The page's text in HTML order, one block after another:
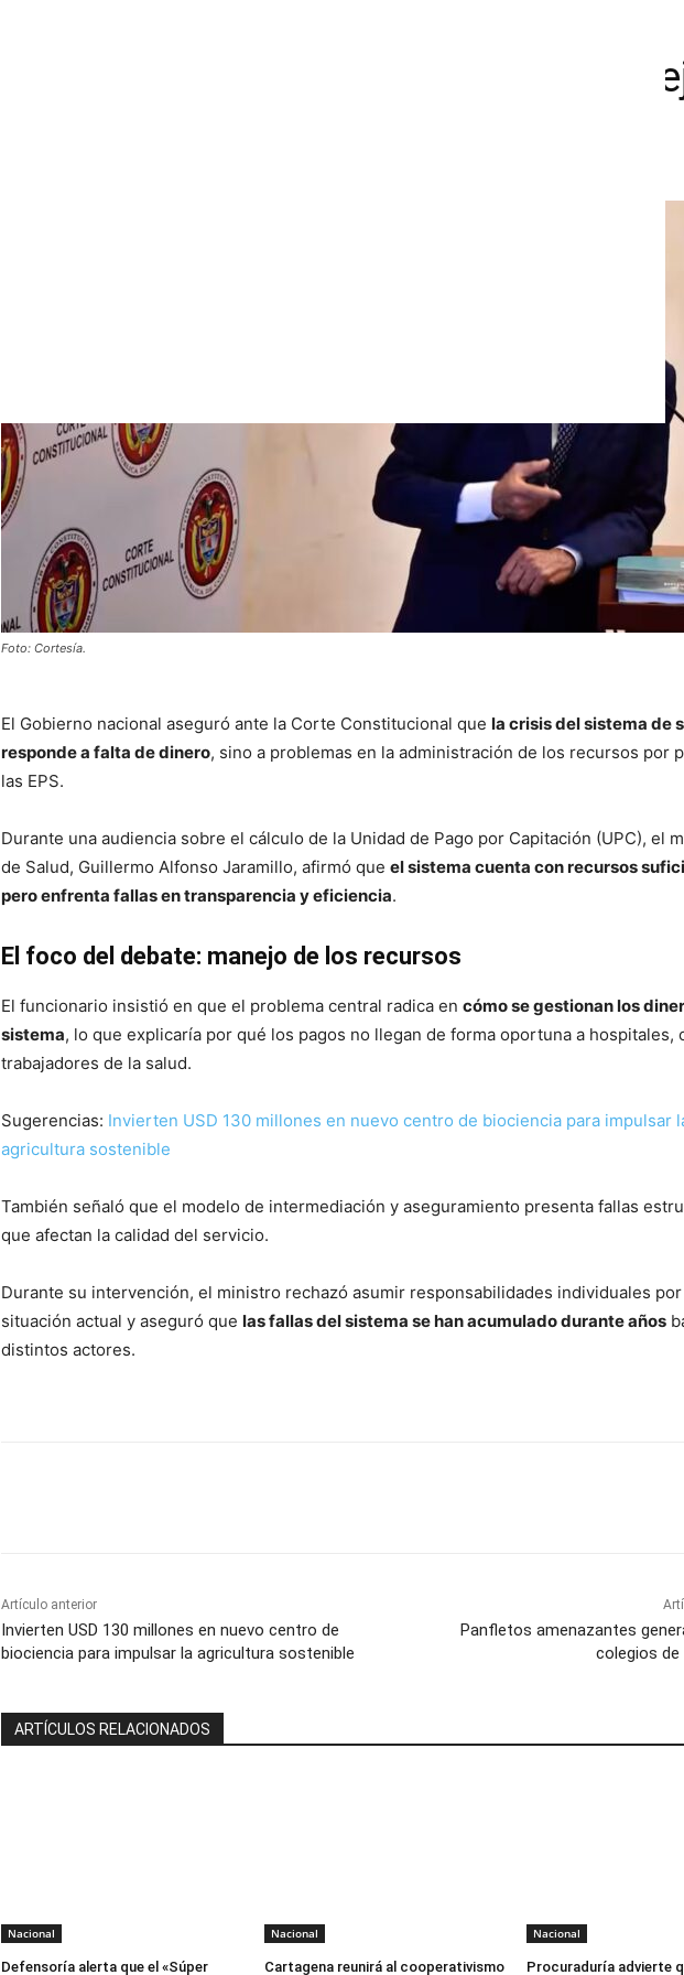
recursos, sino por fallas en su
Foto: Cortesía.
El Gobierno nacional aseguró ante la Corte Constitucional que la crisis del sistema de
responde a falta de dinero, sino a problemas en la administración de los recursos por
las EPS.
Durante una audiencia sobre el cálculo de la Unidad de Pago por Capitación (UPC), el
de Salud, Guillermo Alfonso Jaramillo, afirmó que el sistema cuenta con recursos
pero enfrenta fallas en transparencia y eficiencia.
El foco del debate: manejo de los recursos
El funcionario insistió en que el problema central radica en cómo se gestionan los
sistema, lo que explicaría por qué los pagos no llegan de forma oportuna a hospitales,
trabajadores de la salud.
Sugerencias: Invierten USD 130 millones en nuevo centro de biociencia para impulsar
agricultura sostenible
También señaló que el modelo de intermediación y aseguramiento presenta fallas
que afectan la calidad del servicio.
Durante su intervención, el ministro rechazó asumir responsabilidades individuales
situación actual y aseguró que las fallas del sistema se han acumulado durante años
distintos actores.
Artículo anterior
Invierten USD 130 millones en nuevo centro de
biociencia para impulsar la agricultura sostenible
Panfletos amenazantes
colegios de
ARTÍCULOS RELACIONADOS
Nacional
Defensoría alerta que el «Súper
Nacional
Cartagena reunirá al cooperativismo
Nacional
Procuraduría advierte